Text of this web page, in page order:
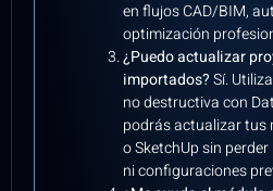
en flujos CAD/BIM,
optimización
¿Puedo actualizar
importados?Sí.
no destructiva con
podrás actualizar tus
o SketchUp sin
ni configuraciones